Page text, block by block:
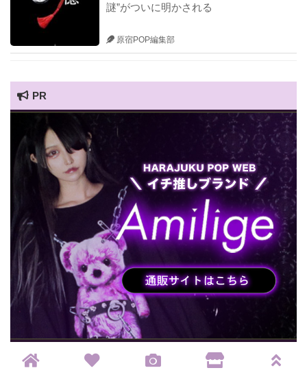
謎”がついに明かされる
原宿POP編集部
PR
HARAJUKU POP TV